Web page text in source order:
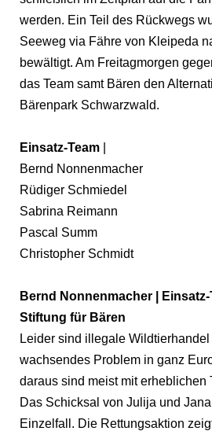
werden. Ein Teil des Rückwegs
Seeweg via Fähre von Kleipeda
bewältigt. Am Freitagmorgen
das Team samt Bären den
Bärenpark Schwarzwald.
Einsatz-Team
Bernd Nonnenmacher
Rüdiger Schmiedel
Sabrina Reimann
Pascal Summ
Christopher Schmidt
Bernd Nonnenmacher |
Stiftung für Bären
Leider sind illegale
wachsendes Problem in ganz
daraus sind meist mit erheblichen
Das Schicksal von Julija und
Einzelfall. Die Rettungsaktion